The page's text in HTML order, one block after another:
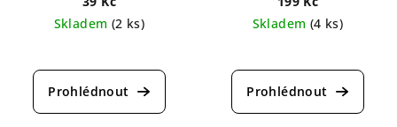
Skladem (2 ks)
hodnocení
produktu
Skladem (4 ks)
hodnocení
produktu